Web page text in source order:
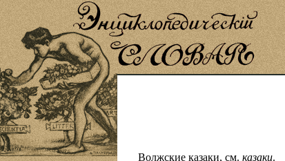
Волжские казаки, см. казаки.